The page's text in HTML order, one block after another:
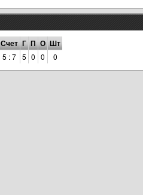
Счет Г П О Шт
5 : 7 5 0 0 0